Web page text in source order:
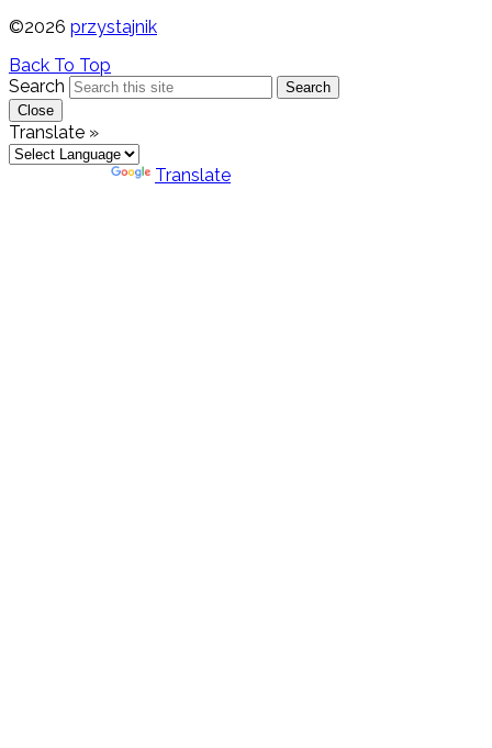
©2026 przystajnik
Back To Top
Search
Search
Close
Translate »
Translate